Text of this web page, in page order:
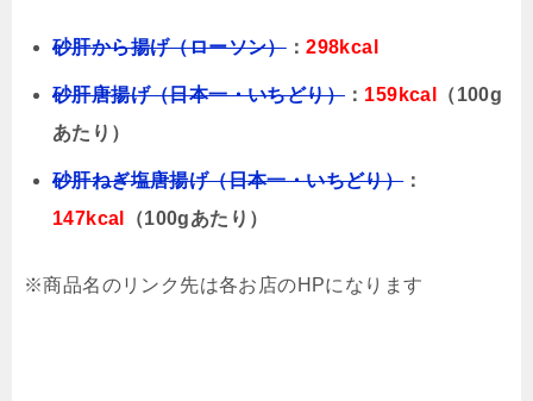
砂肝から揚げ（ローソン）：298kcal
砂肝唐揚げ（日本一・いちどり） ： 159kcal
（100g
あたり）
砂肝ねぎ塩唐揚げ（日本一・いちどり）：
147kcal
（100gあたり）
※商品名のリンク先は各お店のHPになります